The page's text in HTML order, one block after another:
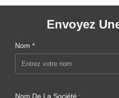
Envoyez
Nom *
Nom De La Société :